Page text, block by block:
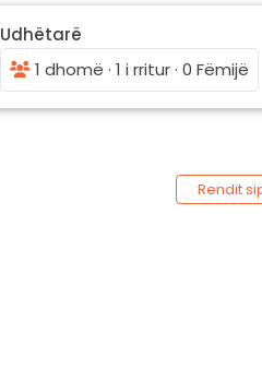
Udhëtarë
1 dhomë · 1 i rritur · 0 Fëmijë